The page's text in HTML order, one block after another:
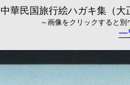
中華民国旅行絵ハガキ集（
～画像をクリックすると
一